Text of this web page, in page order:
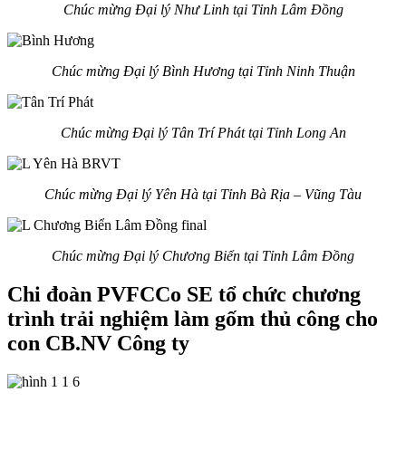
Chúc mừng Đại lý Như Linh tại Tỉnh Lâm Đồng
Chúc mừng Đại lý Bình Hương tại Tỉnh Ninh Thuận
Chúc mừng Đại lýTân Trí Phát tại Tỉnh Long An
Chúc mừng Đại lý Yên Hà tại Tỉnh Bà Rịa – Vũng Tàu
Chúc mừng Đại lý Chương Biển tại Tỉnh Lâm Đồng
Chi đoàn PVFCCo SE tổ chức chương
trình trải nghiệm làm gốm thủ công cho
con CB.NV Công ty